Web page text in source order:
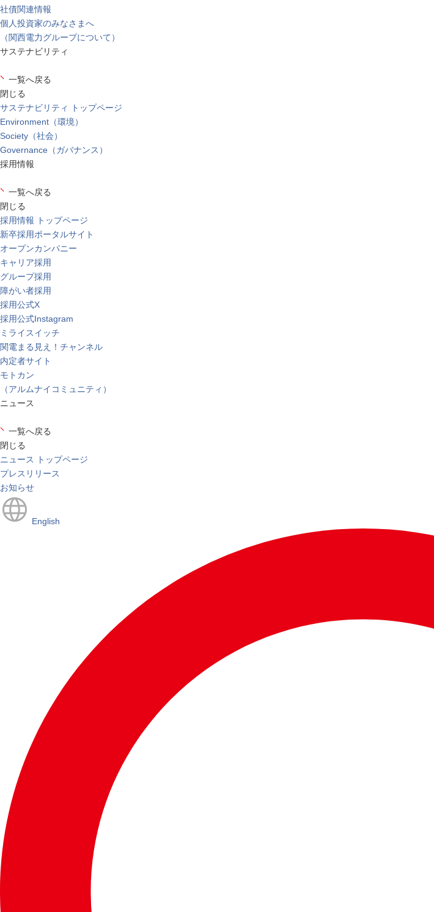
社債関連情報
個人投資家のみなさまへ
（関西電力グループについて）
サステナビリティ
一覧へ戻る
閉じる
サステナビリティ トップページ
Environment（環境）
Society（社会）
Governance（ガバナンス）
採用情報
一覧へ戻る
閉じる
採用情報 トップページ
新卒採用ポータルサイト
オープンカンパニー
キャリア採用
グループ採用
障がい者採用
採用公式X
採用公式Instagram
ミライスイッチ
関電まる見え！チャンネル
内定者サイト
モトカン
（アルムナイコミュニティ）
ニュース
一覧へ戻る
閉じる
ニュース トップページ
プレスリリース
お知らせ
English